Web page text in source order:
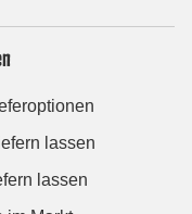
lassen
lassen